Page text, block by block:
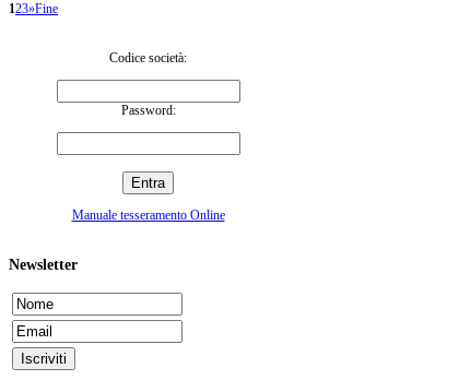
123»Fine
Codice società:
Password:
Manuale tesseramento Online
Newsletter